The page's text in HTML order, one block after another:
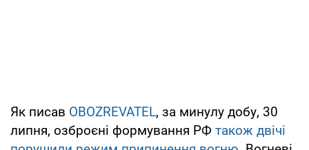
Як писав OBOZREVATEL, за минулу добу, 30
липня, озброєні формування РФ також двічі